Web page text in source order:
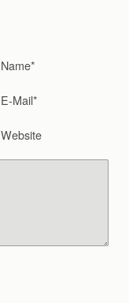
Name*
E-Mail*
Website